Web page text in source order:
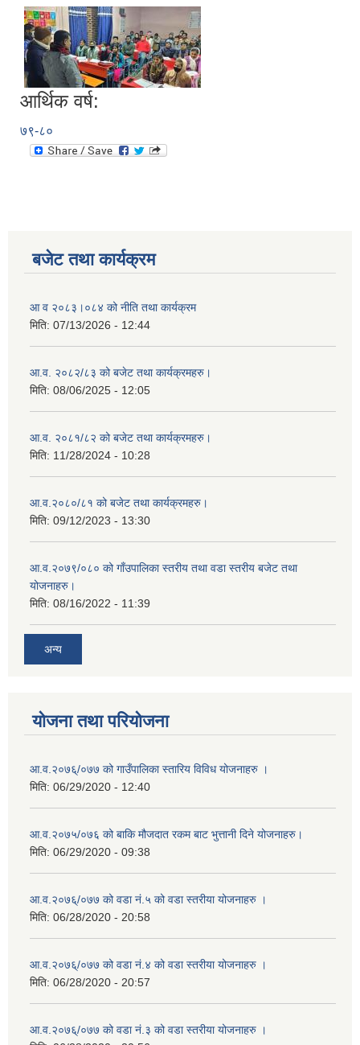
आर्थिक वर्ष:
७९-८०
बजेट तथा कार्यक्रम
आ व २०८३।०८४ को नीति तथा कार्यक्रम
मिति: 07/13/2026 - 12:44
आ.व. २०८२/८३ को बजेट तथा कार्यक्रमहरु।
मिति: 08/06/2025 - 12:05
आ.व. २०८१/८२ को बजेट तथा कार्यक्रमहरु।
मिति: 11/28/2024 - 10:28
आ.व.२०८०/८१ को बजेट तथा कार्यक्रमहरु।
मिति: 09/12/2023 - 13:30
आ.व.२०७९/०८० को गाँउपालिका स्तरीय तथा वडा स्तरीय बजेट तथा
योजनाहरु।
मिति: 08/16/2022 - 11:39
अन्य
योजना तथा परियोजना
आ.व.२०७६्/०७७ को गाउँपालिका स्तारिय विविध योजनाहरु ।
मिति: 06/29/2020 - 12:40
आ.व.२०७५/०७६ को बाकि मौजदात रकम बाट भुत्तानी दिने योजनाहरु।
मिति: 06/29/2020 - 09:38
आ.व.२०७६्/०७७ को वडा नं.५ को वडा स्तरीया योजनाहरु ।
मिति: 06/28/2020 - 20:58
आ.व.२०७६्/०७७ को वडा नं.४ को वडा स्तरीया योजनाहरु ।
मिति: 06/28/2020 - 20:57
आ.व.२०७६्/०७७ को वडा नं.३ को वडा स्तरीया योजनाहरु ।